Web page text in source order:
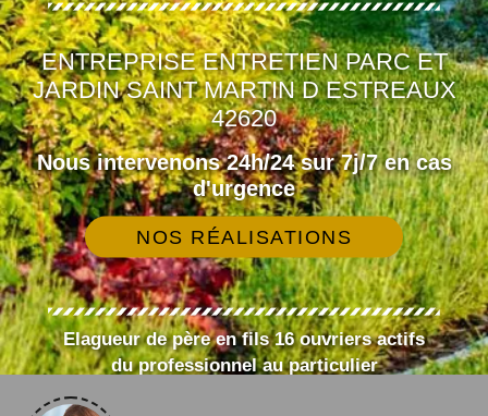
ENTREPRISE ENTRETIEN PARC ET
JARDIN SAINT MARTIN D ESTREAUX
42620
Nous intervenons 24h/24 sur 7j/7 en cas
d'urgence
NOS RÉALISATIONS
Elagueur de père en fils 16 ouvriers actifs
du professionnel au particulier